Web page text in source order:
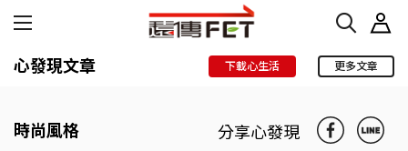
心發現文章 下載心生活 更多文章
時尚風格 分享心發現